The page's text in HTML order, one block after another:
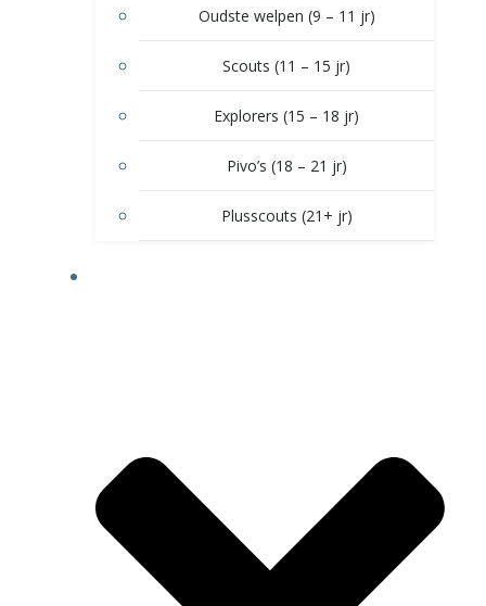
Oudste welpen (9 – 11 jr)
Scouts (11 – 15 jr)
Explorers (15 – 18 jr)
Pivo’s (18 – 21 jr)
Plusscouts (21+ jr)